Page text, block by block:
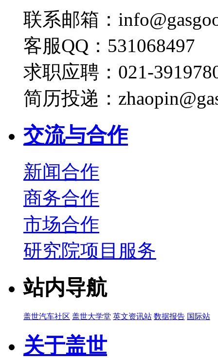
联系邮箱：
客服QQ：531068497
求职应聘：021-
简历投递：
交流与合作
新闻合作
商务合作
市场合作
研究院项目服务
站内导航
盖世汽车社区 盖世大学堂 英文资讯站 数据报告 国际站
关于盖世